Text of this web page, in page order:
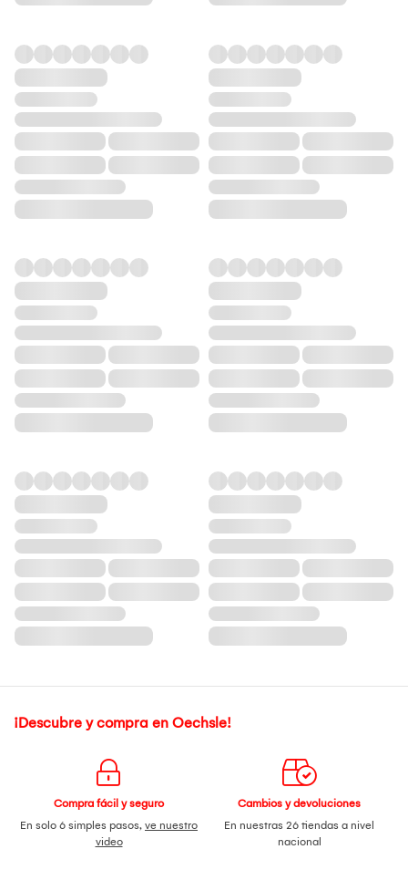
¡Descubre y compra en Oechsle!
Compra fácil y seguro
En solo 6 simples pasos, ve nuestro
video
Cambios y devoluciones
En nuestras 26 tiendas a nivel
nacional